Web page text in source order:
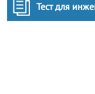
Тест для